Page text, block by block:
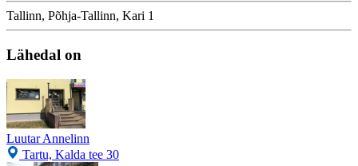
Tallinn, Põhja-Tallinn, Kari 1
Lähedal on
Luutar Annelinn
Tartu, Kalda tee 30